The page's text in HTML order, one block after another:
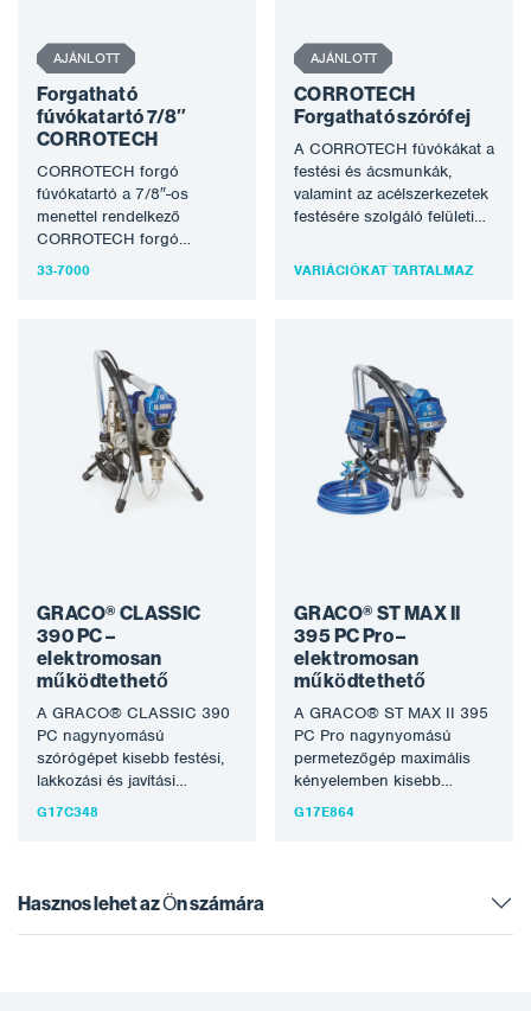
AJÁNLOTT
Forgatható
fúvókatartó 7/8″
CORROTECH
CORROTECH forgó
fúvókatartó a 7/8″-os
menettel rendelkező
CORROTECH forgó
fúvókákhoz.
33-7000
AJÁNLOTT
CORROTECH
Forgatható szórófej
A CORROTECH fúvókákat a
festési és ácsmunkák,
valamint az acélszerkezetek
festésére szolgáló felületi
tervezték. A fúvókák 207
VARIÁCIÓKAT TARTALMAZ
GRACO® CLASSIC
390 PC –
elektromosan
működtethető
A GRACO® CLASSIC 390
PC nagynyomású
szórógépet kisebb festési,
lakkozási és javítási
munkákhoz tervezték. A
G17C348
GRACO® ST MAX II
395 PC Pro –
elektromosan
működtethető
A GRACO® ST MAX II 395
PC Pro nagynyomású
permetezőgép maximális
kényelemben kisebb
festési, lakkozási és javítási
G17E864
Hasznos lehet az Ön számára